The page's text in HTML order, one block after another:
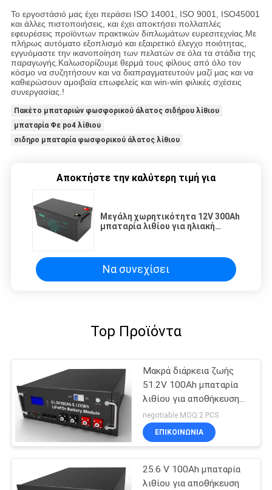
Το εργοστάσιό μας έχει περάσει ISO 14001, ISO 9001, ISO45001
και άλλες πιστοποιήσεις, και έχει αποκτήσει πολλαπλές
εφευρέσεις προϊόντων πρακτικών διπλωμάτων ευρεσιτεχνίας.Με
πλήρως αυτόματο εξοπλισμό και εξαιρετικό έλεγχο ποιότητας,
εγγυόμαστε την ικανοποίηση των πελατών σε όλα τα στάδια της
παραγωγής.Καλωσορίζουμε θερμά τους φίλους από όλο τον
κόσμο να συζητήσουν και να διαπραγματευτούν μαζί μας και να
καθιερώσουν αμοιβαία επωφελείς και win-win φιλικές σχέσεις
συνεργασίας.!
Πακέτο μπαταριών φωσφορικού άλατος σιδήρου λίθιου
μπαταρία Φε po4 λίθιου
σιδηρο μπαταρία φωσφορικού άλατος λίθιου
Αποκτήστε την καλύτερη τιμή για
Μεγάλη χωρητικότητα 12V 300Ah
μπαταρία λιθίου για ηλιακή
Να συνεχίσει
Top Προϊόντα
Μακρά διάρκεια ζωής
51.2V 100Ah μπαταρία
λιθίου για αποθήκευση
ενέργειας
negotiable MOQ:2 PCS
ΕΠΙΚΟΙΝΩΝΙΑ
25.6 V 100Ah μπαταρία
λιθίου για αποθήκευση